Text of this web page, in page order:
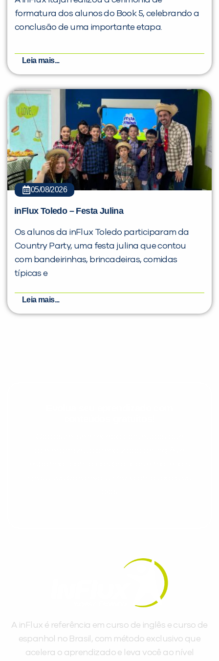
formatura dos alunos do Book 5, celebrando a
conclusão de uma importante etapa.
Leia mais...
05/08/2026
inFlux Toledo – Festa Julina
Os alunos da inFlux Toledo participaram da
Country Party, uma festa julina que contou
com bandeirinhas, brincadeiras, comidas
típicas e
Leia mais...
A inFlux é referência em curso de inglês e curso de
espanhol no Brasil, com método exclusivo que
acelera o aprendizado e leva você ao nível